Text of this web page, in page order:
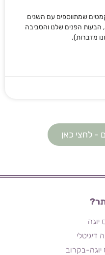
שמתווספים עם השנים
הפנים שלנו והסביבה
מדברות).
- לחצי כאן
יוגה
דיגיטלי
יוגה-בקרוב